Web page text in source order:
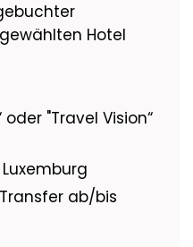
Hotel
oder "Travel Vision“
ab/bis